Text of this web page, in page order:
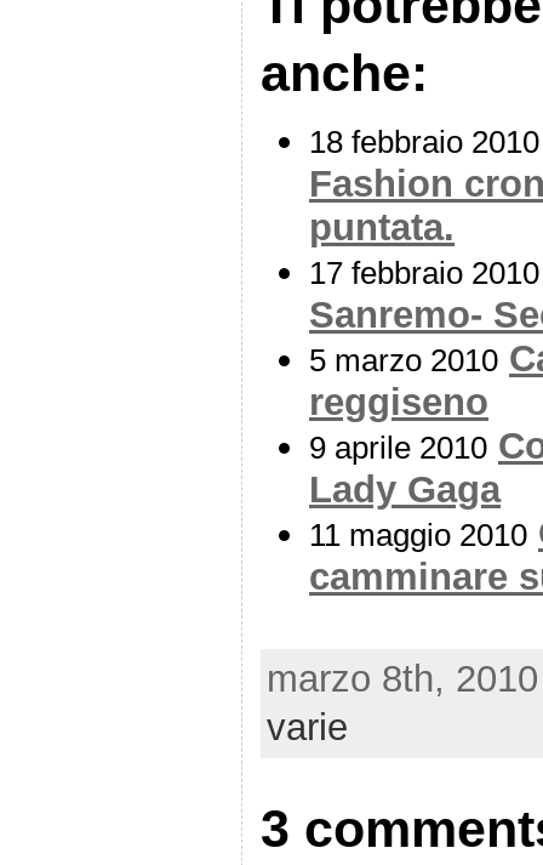
anche:
18 febbraio 2010
Fashion
puntata.
17 febbraio 2010
Sanremo-
5 marzo 2010
reggiseno
9 aprile 2010
Lady Gaga
11 maggio 2010
camminare
marzo 8th,
varie
3